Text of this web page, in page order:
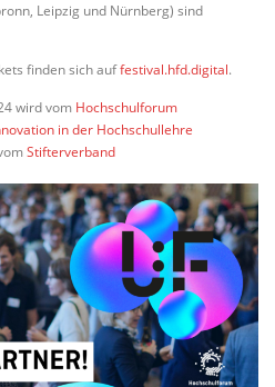
Leipzig und Nürnberg) sind
finden sich auffestival.hfd.digital.
wird vom Hochschulforum
in der Hochschullehre
Stifterverband